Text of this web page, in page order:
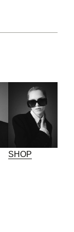
SHOP